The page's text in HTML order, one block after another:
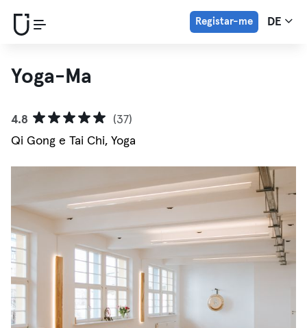
Registar-me DE
Yoga-Ma
4.8
(37)
Qi Gong e Tai Chi, Yoga